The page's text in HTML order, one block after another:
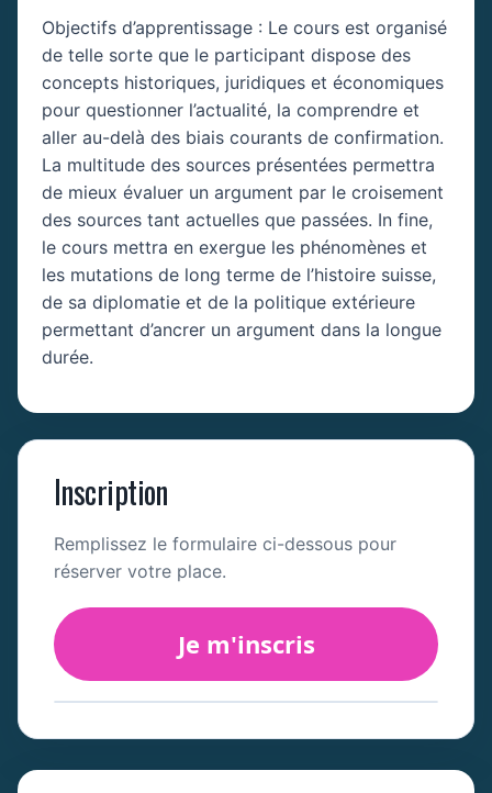
Objectifs d’apprentissage : Le cours est organisé
de telle sorte que le participant dispose des
concepts historiques, juridiques et économiques
pour questionner l’actualité, la comprendre et
aller au-delà des biais courants de confirmation.
La multitude des sources présentées permettra
de mieux évaluer un argument par le croisement
des sources tant actuelles que passées. In fine,
le cours mettra en exergue les phénomènes et
les mutations de long terme de l’histoire suisse,
de sa diplomatie et de la politique extérieure
permettant d’ancrer un argument dans la longue
durée.
Inscription
Remplissez le formulaire ci-dessous pour
réserver votre place.
Je m'inscris